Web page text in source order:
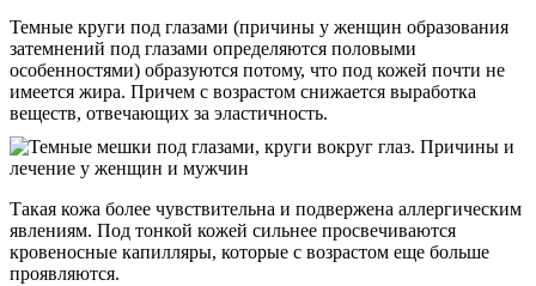
Темные круги под глазами (причины у женщин образования
затемнений под глазами определяются половыми
особенностями) образуются потому, что под кожей почти не
имеется жира. Причем с возрастом снижается выработка
веществ, отвечающих за эластичность.
Такая кожа более чувствительна и подвержена аллергическим
явлениям. Под тонкой кожей сильнее просвечиваются
кровеносные капилляры, которые с возрастом еще больше
проявляются.